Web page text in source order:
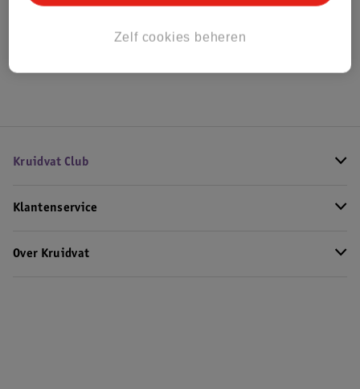
Kruidvat Club
Klantenservice
Over Kruidvat
Zelf cookies beheren